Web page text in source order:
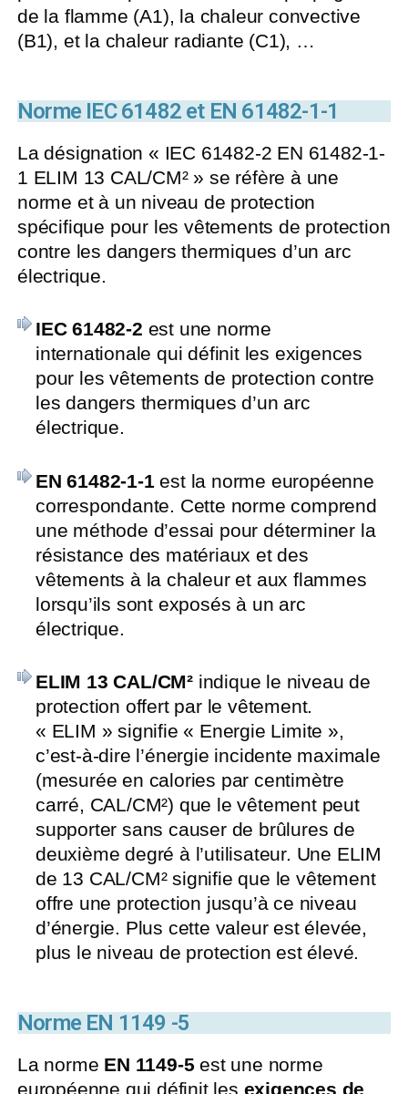
de la flamme (A1), la chaleur convective
(B1), et la chaleur radiante (C1), …
Norme IEC 61482 et EN 61482-1-1
La désignation « IEC 61482-2 EN 61482-1-
1 ELIM 13 CAL/CM² » se réfère à une
norme et à un niveau de protection
spécifique pour les vêtements de protection
contre les dangers thermiques d’un arc
électrique.
IEC 61482-2 est une norme
internationale qui définit les exigences
pour les vêtements de protection contre
les dangers thermiques d’un arc
électrique.
EN 61482-1-1est la norme européenne
correspondante. Cette norme comprend
une méthode d’essai pour déterminer la
résistance des matériaux et des
vêtements à la chaleur et aux flammes
lorsqu’ils sont exposés à un arc
électrique.
ELIM 13 CAL/CM²indique le niveau de
protection offert par le vêtement.
« ELIM » signifie « Energie Limite »,
c’est-à-dire l’énergie incidente maximale
(mesurée en calories par centimètre
carré, CAL/CM²) que le vêtement peut
supporter sans causer de brûlures de
deuxième degré à l’utilisateur. Une ELIM
de 13 CAL/CM² signifie que le vêtement
offre une protection jusqu’à ce niveau
d’énergie. Plus cette valeur est élevée,
plus le niveau de protection est élevé.
Norme EN 1149 -5
La norme EN 1149-5 est une norme
européenne qui définit les exigences de